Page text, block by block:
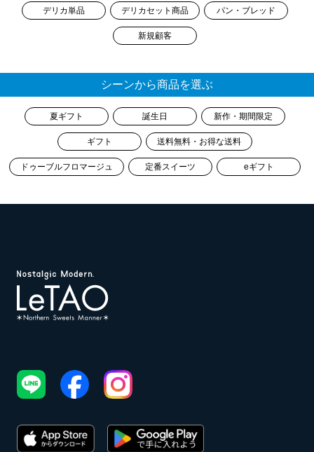
デリカ単品 デリカセット商品 パン・ブレッド
新規顧客
シーンから商品を選ぶ
夏ギフト 誕生日 新作・期間限定
ギフト 送料無料・お得な送料
ドゥーブルフロマージュ 定番スイーツ eギフト